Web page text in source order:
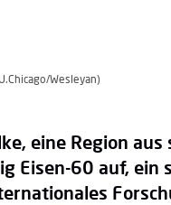
Wesleyan)
eine Region
Eisen-60 auf, ein